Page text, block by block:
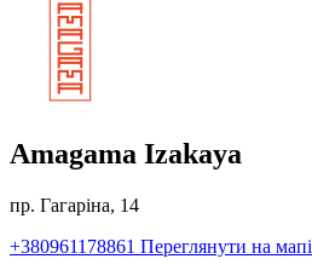
Amagama Izakaya
пр. Гагаріна, 14
+380961178861 Переглянути на мапі